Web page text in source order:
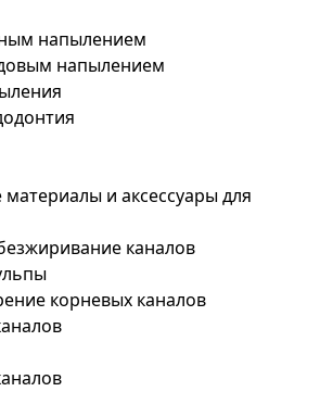
напылением
напылением
и аксессуары для
каналов
корневых каналов